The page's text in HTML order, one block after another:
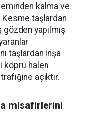
kalma ve
Kesme taşlardan
yapılmış
taşlardan inşa
köprü halen
açıktır.
misafirlerini